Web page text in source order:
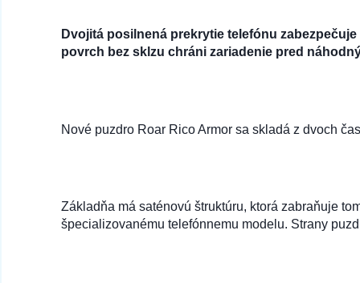
Dvojitá posilnená prekrytie telefónu
povrch bez sklzu chráni zariadenie pred
Nové puzdro Roar Rico Armor sa skladá z dvoch
Základňa má saténovú štruktúru, ktorá zabraňuje
špecializovanému telefónnemu modelu. Strany